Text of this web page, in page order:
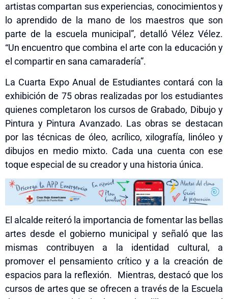
artistas compartan sus experiencias, conocimientos y
lo aprendido de la mano de los maestros que son
parte de la escuela municipal”, detalló Vélez Vélez.
“Un encuentro que combina el arte con la educación y
el compartir en sana camaradería”.
La Cuarta Expo Anua de Estudiantescontará con la
exhibición de 75 obras realizadas por los estudiantes
quienes completaron los cursos de Grabado, Dibujo y
Pintura y Pintura Avanzado. Las obras se destacan
por las técnicas de óleo, acrílico, xilografía, linóleo y
dibujos en medio mixto. Cada una cuenta con ese
toque especial de su creador y una historia única.
El alcalde reiteró la importancia de fomentar las bellas
artes desde el gobierno municipal y señaló que las
mismas contribuyen a la identidad cultural, a
promover el pensamiento crítico y a la creación de
espacios para la reflexión. Mientras, destacó que los
cursos de artes que se ofrecen a través de la Escuela